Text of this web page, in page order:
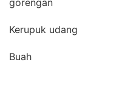
gorengan
Kerupuk udang
Buah